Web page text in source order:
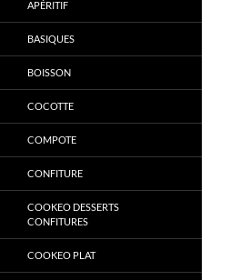
APÉRITIF
BASIQUES
BOISSON
COCOTTE
COMPOTE
CONFITURE
COOKEO DESSERTS
CONFITURES
COOKEO PLAT